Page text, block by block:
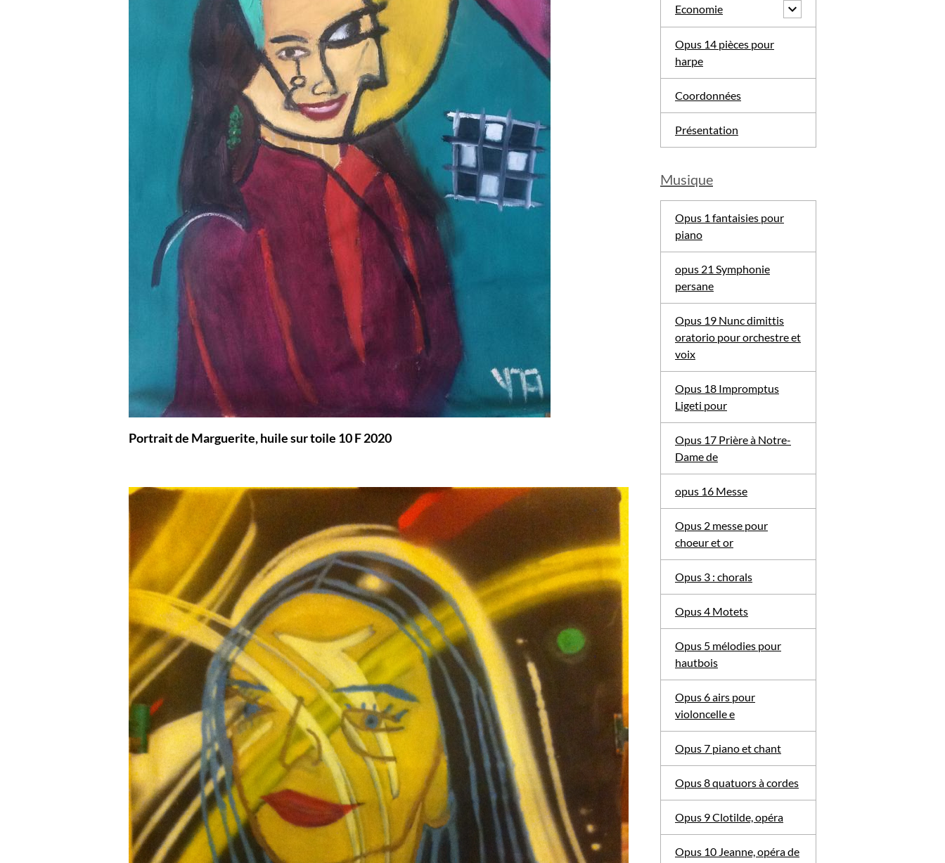
Portrait de Marguerite, huile sur toile 10 F 2020
Economie
Opus 14 pièces pour
harpe
Coordonnées
Présentation
Musique
Opus 1 fantaisies pour
piano
opus 21 Symphonie
persane
Opus 19 Nunc dimittis
oratorio pour orchestre et
voix
Opus 18 Impromptus
Ligeti pour
Opus 17 Prière à Notre-
Dame de
opus 16 Messe
Opus 2 messe pour
choeur et or
Opus 3 : chorals
Opus 4 Motets
Opus 5 mélodies pour
hautbois
Opus 6 airs pour
violoncelle e
Opus 7 piano et chant
Opus 8 quatuors à cordes
Opus 9 Clotilde, opéra
Opus 10 Jeanne, opéra de